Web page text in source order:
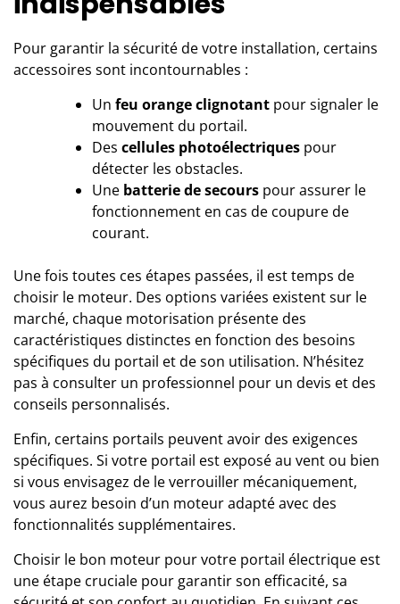
Pour garantir la sécurité de votre installation, certains
accessoires sont incontournables :
Un feu orange clignotant pour signaler le
mouvement du portail.
Des cellules photoélectriques pour
détecter les obstacles.
Une batterie de secours pour assurer le
fonctionnement en cas de coupure de
courant.
Une fois toutes ces étapes passées, il est temps de
choisir le moteur. Des options variées existent sur le
marché, chaque motorisation présente des
caractéristiques distinctes en fonction des besoins
spécifiques du portail et de son utilisation. N’hésitez
pas à consulter un professionnel pour un devis et des
conseils personnalisés.
Enfin, certains portails peuvent avoir des exigences
spécifiques. Si votre portail est exposé au vent ou bien
si vous envisagez de le verrouiller mécaniquement,
vous aurez besoin d’un moteur adapté avec des
fonctionnalités supplémentaires.
Choisir le bon moteur pour votre portail électrique est
une étape cruciale pour garantir son efficacité, sa